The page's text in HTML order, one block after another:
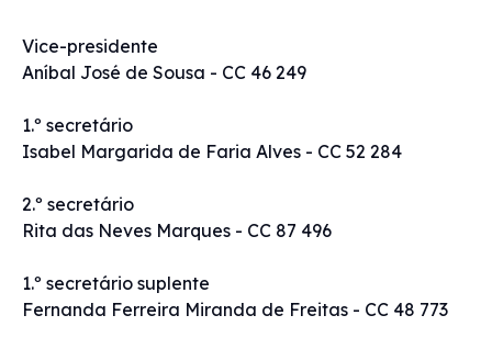
Vice-presidente
Aníbal José de Sousa - CC 46 249
1.º secretário
Isabel Margarida de Faria Alves - CC 52 284
2.º secretário
Rita das Neves Marques - CC 87 496
1.º secretário suplente
Fernanda Ferreira Miranda de Freitas - CC 48 773